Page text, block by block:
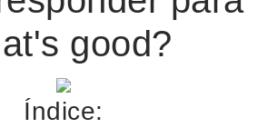
good?
Índice: